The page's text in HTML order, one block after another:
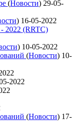
(Новости) 29-05-
) 16-05-2022
2022 (RRTC)
) 10-05-2022
(Новости) 10-
2022
(Новости) 17-